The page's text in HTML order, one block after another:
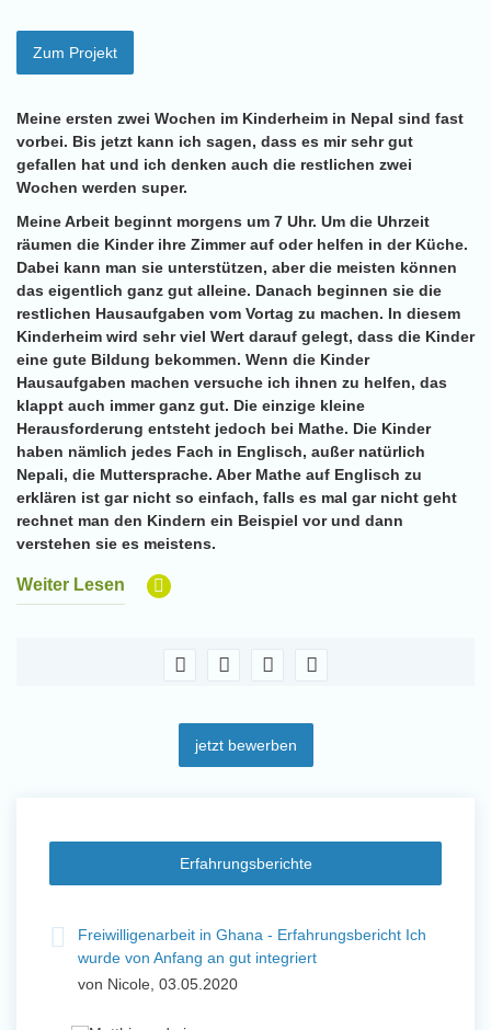
Zum Projekt
Meine ersten zwei Wochen im Kinderheim in Nepal sind fast
vorbei. Bis jetzt kann ich sagen, dass es mir sehr gut
gefallen hat und ich denken auch die restlichen zwei
Wochen werden super.
Meine Arbeit beginnt morgens um 7 Uhr. Um die Uhrzeit
räumen die Kinder ihre Zimmer auf oder helfen in der Küche.
Dabei kann man sie unterstützen, aber die meisten können
das eigentlich ganz gut alleine. Danach beginnen sie die
restlichen Hausaufgaben vom Vortag zu machen. In diesem
Kinderheim wird sehr viel Wert darauf gelegt, dass die Kinder
eine gute Bildung bekommen. Wenn die Kinder
Hausaufgaben machen versuche ich ihnen zu helfen, das
klappt auch immer ganz gut. Die einzige kleine
Herausforderung entsteht jedoch bei Mathe. Die Kinder
haben nämlich jedes Fach in Englisch, außer natürlich
Nepali, die Muttersprache. Aber Mathe auf Englisch zu
erklären ist gar nicht so einfach, falls es mal gar nicht geht
rechnet man den Kindern ein Beispiel vor und dann
verstehen sie es meistens.
Weiter Lesen
jetzt bewerben
Erfahrungsberichte
Freiwilligenarbeit in Ghana - Erfahrungsbericht Ich
wurde von Anfang an gut integriert
von Nicole, 03.05.2020